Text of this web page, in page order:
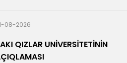
08-2026
QIZLAR UNİVERSİTETİNİN